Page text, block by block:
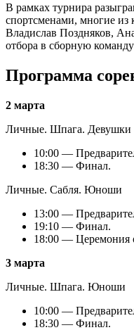
В рамках турнира
спортсменами, многие
Владислав Поздняков,
отбора в сборную
Программа
2 марта
Личные. Шпага. Девушки
10:00 —
18:30 — Финал.
Личные. Сабля. Юноши
13:00 —
19:10 — Финал.
18:00 — Церемония
3 марта
Личные. Шпага. Юноши
10:00 —
18:30 — Финал.